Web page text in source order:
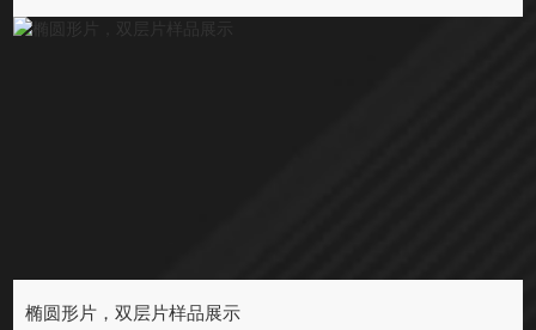
椭圆形片，双层片样品展示